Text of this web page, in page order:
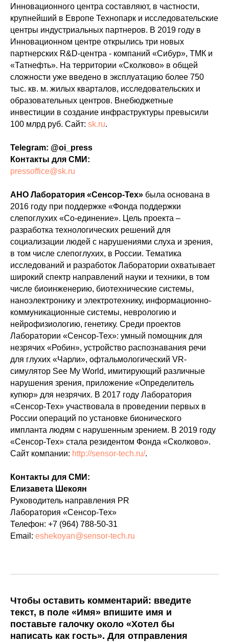
Инновационного центра составляют, в частности,
крупнейший в Европе Технопарк и исследовательские
центры индустриальных партнеров. В 2019 году в
Инновационном центре открылись три новых
партнерских R&D-центра - компаний «Сибур», ТМК и
«Татнефть». На территории «Сколково» в общей
сложности уже введено в эксплуатацию более 750
тыс. кв. м. жилых кварталов, исследовательских и
образовательных центров. Внебюджетные
инвестиции в создание инфраструктуры превысили
100 млрд руб. Сайт: sk.ru.
Telegram: @oi_press
Контакты для СМИ:
pressoffice@sk.ru
АНО Лаборатория «Сенсор-Тех» была основана в
2016 году при поддержке «Фонда поддержки
слепоглухих «Со-единение». Цель проекта –
разработка технологических решений для
социализации людей с нарушениями слуха и зрения,
в том числе слепоглухих, в России. Тематика
исследований и разработок Лаборатории охватывает
широкий спектр направлений науки и техники, в том
числе биоинженерию, биотехнические системы,
наноэлектронику и электротехнику, информационно-
коммуникационные системы, неврологию и
нейрофизиологию, генетику. Среди проектов
Лаборатории «Сенсор-Тех»: умный помощник для
незрячих «Робин», устройство распознавания речи
для глухих «Чарли», офтальмологический VR-
симулятор See My World, имитирующий различные
нарушения зрения, приложение «Определитель
купюр» для незрячих. В 2017 году Лаборатория
«Сенсор-Тех» участвовала в проведении первых в
России операций по установке бионического
импланта людям с нарушенным зрением. В 2019 году
«Сенсор-Тех» стала резидентом Фонда «Сколково».
Сайт компании: http://sensor-tech.ru/.
Контакты для СМИ:
Елизавета Шекоян
Руководитель направления PR
Лаборатория «Сенсор-Тех»
Телефон: +7 (964) 788-50-31
Email: eshekoyan@sensor-tech.ru
Чтобы оставить комментарий: введите
текст, в поле «Имя» впишите имя и
поставьте галочку около «Хотел бы
написать как гость». Для отправления